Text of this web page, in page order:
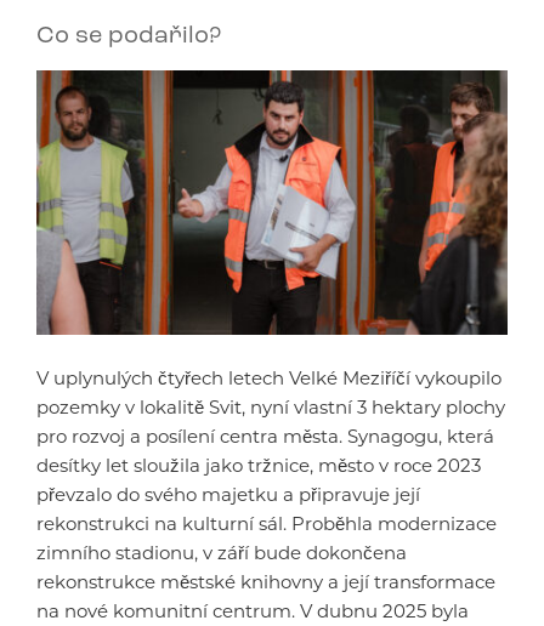
Co se podařilo?
V uplynulých čtyřech letech Velké Meziříčí vykoupilo
pozemky v lokalitě Svit, nyní vlastní 3 hektary plochy
pro rozvoj a posílení centra města. Synagogu, která
desítky let sloužila jako tržnice, město v roce 2023
převzalo do svého majetku a připravuje její
rekonstrukci na kulturní sál. Proběhla modernizace
zimního stadionu, v září bude dokončena
rekonstrukce městské knihovny a její transformace
na nové komunitní centrum. V dubnu 2025 byla